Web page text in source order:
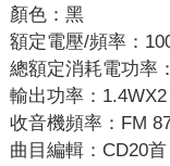
顏色：黑
額定電壓/頻率：
總額定消耗電功率
輸出功率：
收音機頻率：FM
曲目編輯：CD20